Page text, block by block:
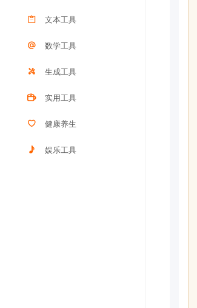
文本工具
数学工具
生成工具
实用工具
健康养生
娱乐工具